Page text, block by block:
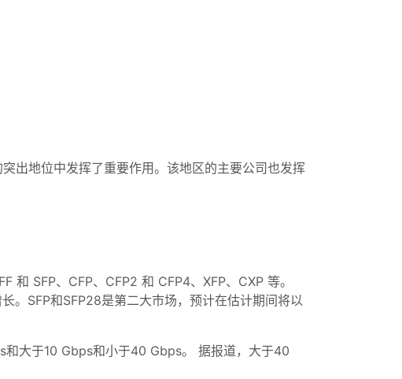
出地位中发挥了重要作用。该地区的主要公司也发挥
和 SFP、CFP、CFP2 和 CFP4、XFP、CXP 等。
。SFP和SFP28是第二大市场，预计在估计期间将以
大于10 Gbps和小于40 Gbps。 据报道，大于40